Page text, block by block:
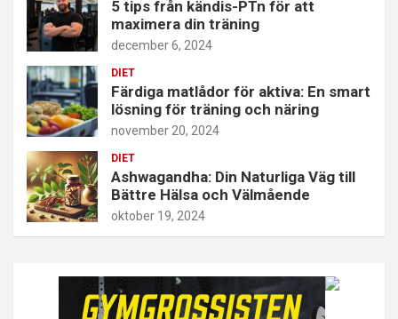
5 tips från kändis-PTn för att
maximera din träning
december 6, 2024
DIET
Färdiga matlådor för aktiva: En smart
lösning för träning och näring
november 20, 2024
DIET
Ashwagandha: Din Naturliga Väg till
Bättre Hälsa och Välmående
oktober 19, 2024